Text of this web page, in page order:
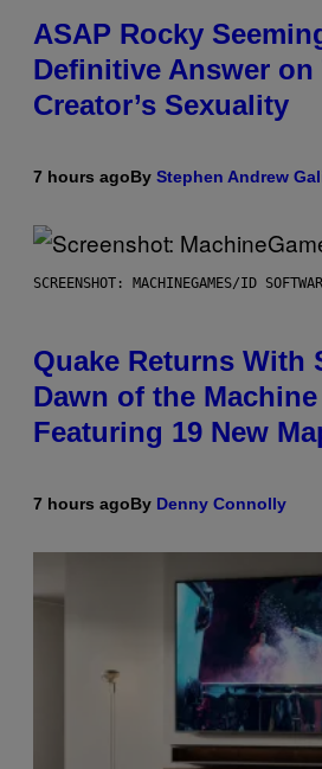
ASAP Rocky
Definitive Answer on
Creator’s Sexuality
7 hours agoBy Stephen Andrew
SCREENSHOT: MACHINEGAMES/ID
Quake Returns With
Dawn of the
Featuring 19 New
7 hours agoBy Denny Connolly